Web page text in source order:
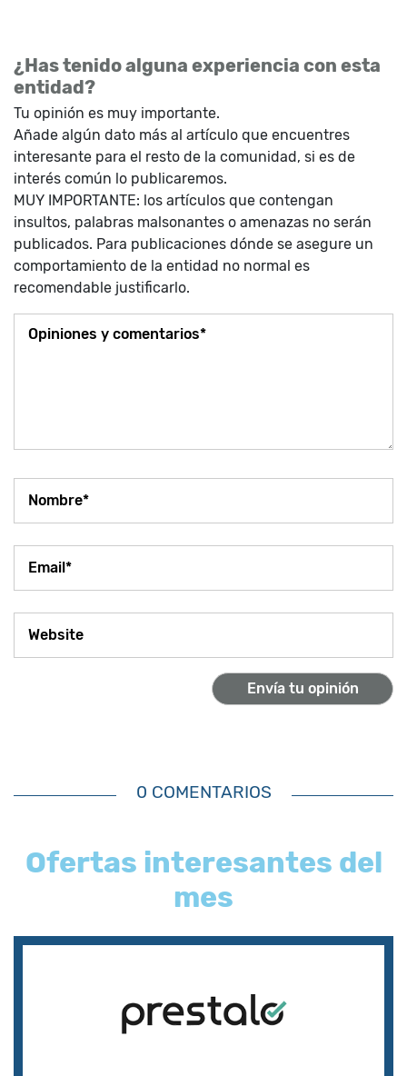
¿Has tenido alguna experiencia con esta
entidad?
Tu opinión es muy importante.
Añade algún dato más al artículo que encuentres
interesante para el resto de la comunidad, si es de
interés común lo publicaremos.
MUY IMPORTANTE: los artículos que contengan
insultos, palabras malsonantes o amenazas no serán
publicados. Para publicaciones dónde se asegure un
comportamiento de la entidad no normal es
recomendable justificarlo.
0 COMENTARIOS
Ofertas interesantes del
mes